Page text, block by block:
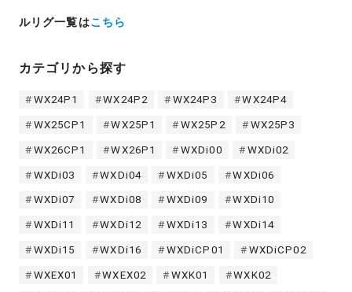
ルリグ一覧はこちら
カテゴリから探す
WX24P1 WX24P2 WX24P3 WX24P4
WX25CP1 WX25P1 WX25P2 WX25P3
WX26CP1 WX26P1 WXDi00 WXDi02
WXDi03 WXDi04 WXDi05 WXDi06
WXDi07 WXDi08 WXDi09 WXDi10
WXDi11 WXDi12 WXDi13 WXDi14
WXDi15 WXDi16 WXDiCP01 WXDiCP02
WXEX01 WXEX02 WXK01 WXK02